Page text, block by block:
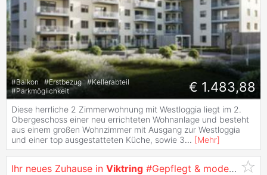
#Balkon #Erstbezug #Kellerabteil
#Parkmöglichkeit € 1.483,88
Diese herrliche 2 Zimmerwohnung mit Westloggia liegt im 2.
Obergeschoss einer neu errichteten Wohnanlage und besteht
aus einem großen Wohnzimmer mit Ausgang zur Westloggia
und einer top ausgestatteten Küche, sowie 3... [Mehr]
Ihr neues Zuhause in Viktring #Gepflegt & modernisiert